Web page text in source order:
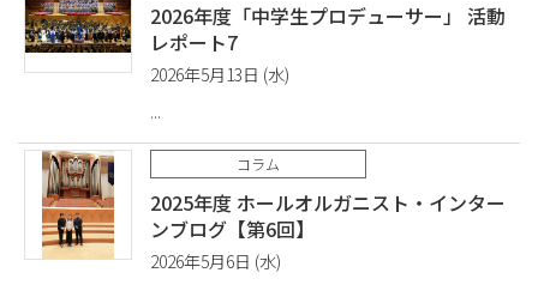
2026年度「中学生プロデューサー」 活動
レポート7
2026年5月13日 (水)
コラム
2025年度 ホールオルガニスト・インター
ンブログ【第6回】
2026年5月6日 (水)